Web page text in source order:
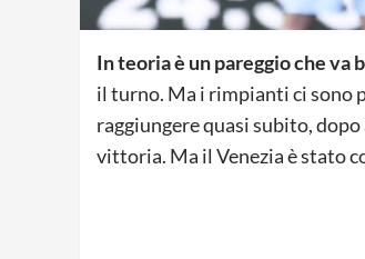
In teoria è un pareggio che va
il turno. Ma i rimpianti ci sono
raggiungere quasi subito,
vittoria. Ma il Venezia è stato